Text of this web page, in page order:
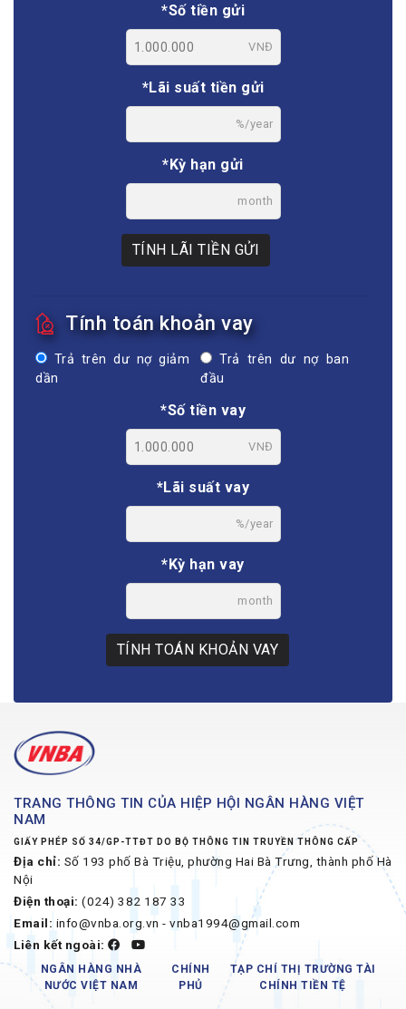
*Số tiền gửi
VNĐ
*Lãi suất tiền gửi
%/year
*Kỳ hạn gửi
month
TÍNH LÃI TIỀN GỬI
Tính toán khoản vay
Trả trên dư nợ giảm
dần
Trả trên dư nợ ban
đầu
*Số tiền vay
VNĐ
*Lãi suất vay
%/year
*Kỳ hạn vay
month
TÍNH TOÁN KHOẢN VAY
TRANG THÔNG TIN CỦA HIỆP HỘI NGÂN HÀNG VIỆT
NAM
GIẤY PHÉP SỐ 34/GP-TTĐT DO BỘ THÔNG TIN TRUYỀN THÔNG CẤP
Địa chỉ: Số 193 phố Bà Triệu, phường Hai Bà Trưng, thành phố Hà
Nội
Điện thoại: (024) 382 187 33
Email: info@vnba.org.vn - vnba1994@gmail.com
Liên kết ngoài:
NGÂN HÀNG NHÀ
NƯỚC VIỆT NAM
CHÍNH
PHỦ
TẠP CHÍ THỊ TRƯỜNG TÀI
CHÍNH TIỀN TỆ